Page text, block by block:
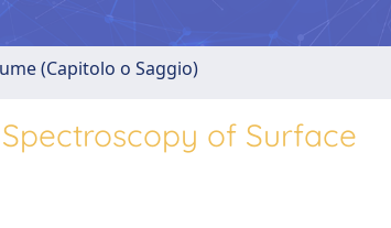
(Capitolo o Saggio)
of Surface